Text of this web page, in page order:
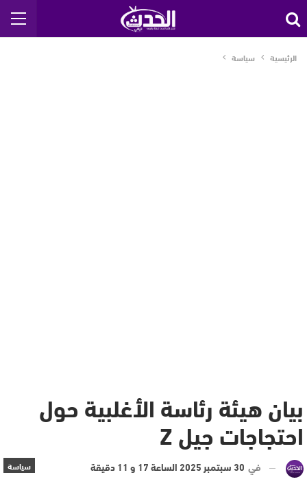
الرئيسية سياسة
بيان هيئة رئاسة الأغلبية حول
احتجاجات جيل Z
سياسة في 30 سبتمبر 2025 الساعة 17 و 11 دقيقة